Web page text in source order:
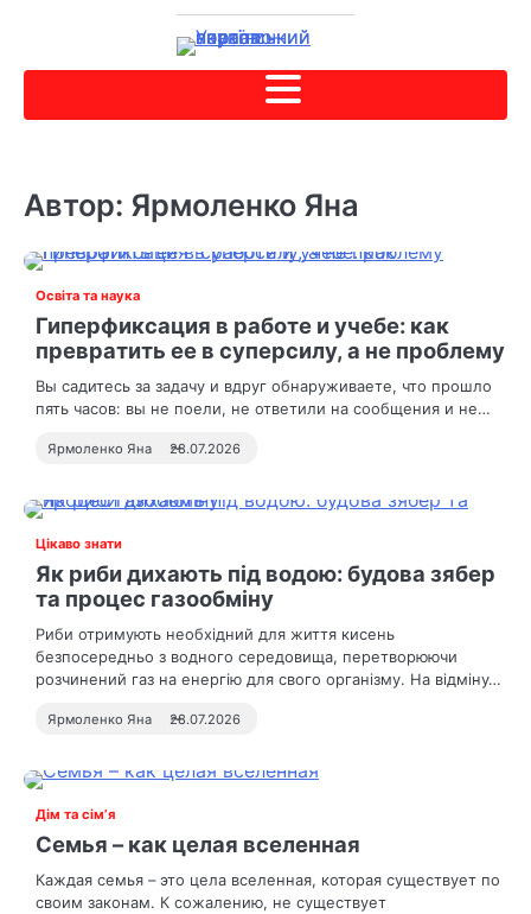
Автор: Ярмоленко Яна
Освіта та наука
Гиперфиксация в работе и учебе: как
превратить ее в суперсилу, а не проблему
Вы садитесь за задачу и вдруг обнаруживаете, что прошло
пять часов: вы не поели, не ответили на сообщения и не…
Ярмоленко Яна 28.07.2026
Цікаво знати
Як риби дихають під водою: будова зябер
та процес газообміну
Риби отримують необхідний для життя кисень
безпосередньо з водного середовища, перетворюючи
розчинений газ на енергію для свого організму. На відміну…
Ярмоленко Яна 28.07.2026
Дім та сім’я
Семья – как целая вселенная
Каждая семья – это цела вселенная, которая существует по
своим законам. К сожалению, не существует